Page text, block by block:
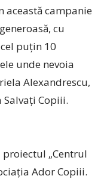
această campanie
cu
puțin 10
unde nevoia
Alexandrescu,
Salvați Copiii.
proiectul „Centrul
Ador Copiii.